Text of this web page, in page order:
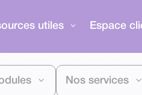
utiles Espace
Nos services